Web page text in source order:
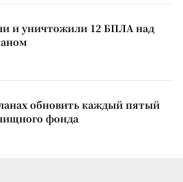
и уничтожили 12 БПЛА над
обновить каждый пятый
фонда